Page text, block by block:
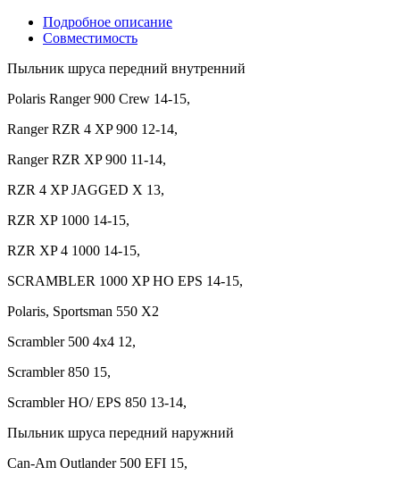
Подробное описание
Совместимость
Пыльник шруса передний внутренний
Polaris Ranger 900 Crew 14-15,
Ranger RZR 4 XP 900 12-14,
Ranger RZR XP 900 11-14,
RZR 4 XP JAGGED X 13,
RZR XP 1000 14-15,
RZR XP 4 1000 14-15,
SCRAMBLER 1000 XP HO EPS 14-15,
Polaris, Sportsman 550 X2
Scrambler 500 4x4 12,
Scrambler 850 15,
Scrambler HO/ EPS 850 13-14,
Пыльник шруса передний наружний
Can-Am Outlander 500 EFI 15,